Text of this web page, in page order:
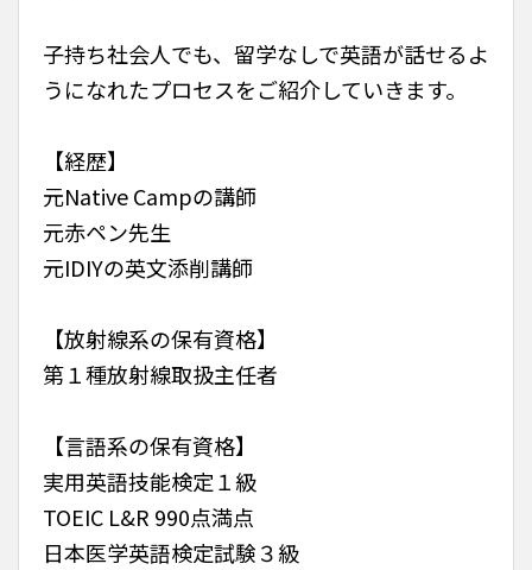
子持ち社会人でも、留学なしで英語が話せるよ
うになれたプロセスをご紹介していきます。
【経歴】
元Native Campの講師
元赤ペン先生
元IDIYの英文添削講師
【放射線系の保有資格】
第１種放射線取扱主任者
【言語系の保有資格】
実用英語技能検定１級
TOEIC L&R 990点満点
日本医学英語検定試験３級